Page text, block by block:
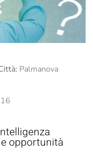
Palmanova
opportunità